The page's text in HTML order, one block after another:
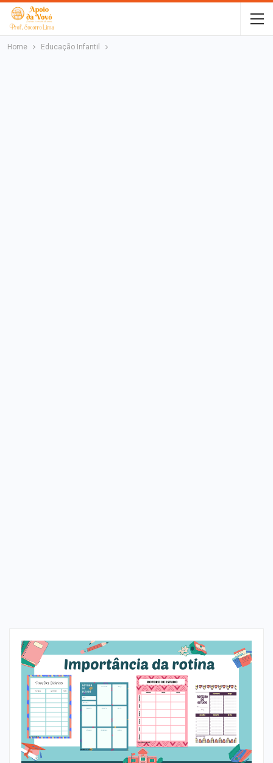
Home Educação Infantil